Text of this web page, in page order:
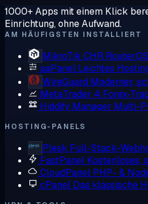
1000+ Apps mit einem Klick
Einrichtung, ohne Aufwand.
AM HÄUFIGSTEN INSTALLIERT
MikroTik CHR
aaPanel Leichtes
WireGuard Moderner,
MetaTrader 4 Forex-
Hiddify Manager Multi-
HOSTING-PANELS
Plesk Full-Stack-
FastPanel Kostenloses,
CloudPanel PHP- &
cPanel Das klassische